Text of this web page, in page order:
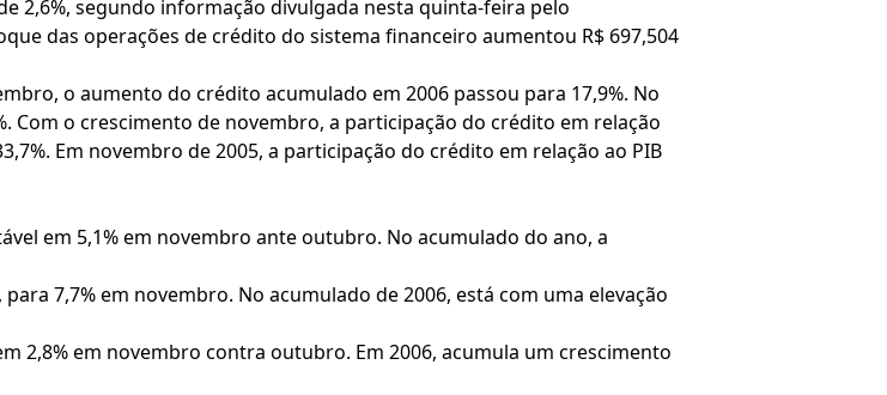
2,6%, segundo informação divulgada nesta quinta-feira pelo
das operações de crédito do sistema financeiro aumentou R$ 697,504
o aumento do crédito acumulado em 2006 passou para 17,9%. No
Com o crescimento de novembro, a participação do crédito em relação
Em novembro de 2005, a participação do crédito em relação ao PIB
em 5,1% em novembro ante outubro. No acumulado do ano, a
7,7% em novembro. No acumulado de 2006, está com uma elevação
2,8% em novembro contra outubro. Em 2006, acumula um crescimento